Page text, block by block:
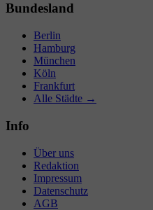
Bundesland
Berlin
Hamburg
München
Köln
Frankfurt
Alle Städte →
Info
Über uns
Redaktion
Impressum
Datenschutz
AGB